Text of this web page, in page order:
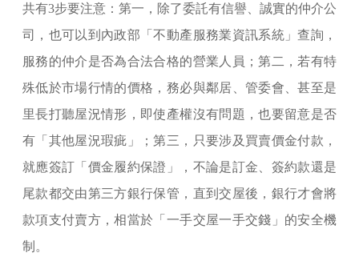
共有3步要注意：第一，除了委託有信譽、誠實的仲介公
司，也可以到內政部「不動產服務業資訊系統」查詢，
服務的仲介是否為合法合格的營業人員；第二，若有特
殊低於市場行情的價格，務必與鄰居、管委會、甚至是
里長打聽屋況情形，即使產權沒有問題，也要留意是否
有「其他屋況瑕疵」；第三，只要涉及買賣價金付款，
就應簽訂「價金履約保證」，不論是訂金、簽約款還是
尾款都交由第三方銀行保管，直到交屋後，銀行才會將
款項支付賣方，相當於「一手交屋一手交錢」的安全機
制。